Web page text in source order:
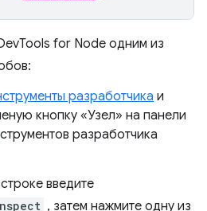
for Node одним из
разработчика и
кнопку «Узел» на панели
разработчика
введите
, затем нажмите одну из